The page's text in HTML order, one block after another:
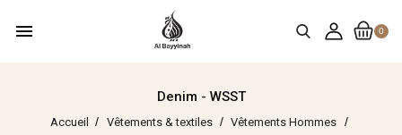
0
menu
Denim - WSST
Accueil Vêtements & textiles
Vêtements Hommes